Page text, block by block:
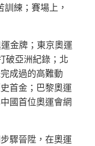
練；賽場上，
金牌；東京奧運
破亞洲紀錄；北
成過的高難動
首金；巴黎奧運
國首位奧運會網
驟晉陞，在奧運